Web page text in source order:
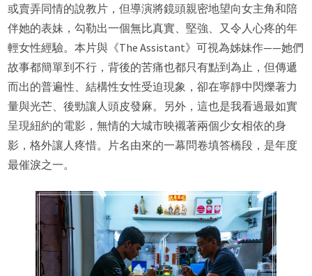
或賣弄同情的說教片，但導演將鏡頭親密地望向女主角和陪
伴她的表妹，勾勒出一個無比真實、堅強、又令人心疼的年
輕女性經驗。本片與《The Assistant》可視為姊妹作——她們
故事都簡單到不行，背後的苦痛也都只有點到為止，但傳遞
而出的普遍性、結構性女性受迫現象，卻在寧靜中閃爍著力
量與光芒、後勁讓人頭皮發麻。另外，這也是我看過最如實
呈現紐約的電影，無情的大城市映襯著兩個少女相依的身
影，格外讓人疼惜。片名由來的一幕問卷填答橋段，是年度
最催淚之一。